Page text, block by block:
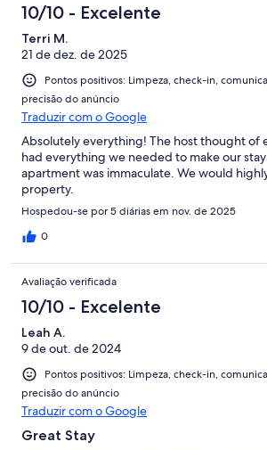
10/10 - Excelente
Terri M.
21 de dez. de 2025
Pontos positivos: Limpeza, check-in,
precisão do anúncio
Traduzir com o Google
Absolutely everything! The host thought of
had everything we needed to make our
apartment was immaculate. We would
property.
Hospedou-se por 5 diárias em nov. de 2025
0
Avaliação verificada
10/10 - Excelente
Leah A.
9 de out. de 2024
Pontos positivos: Limpeza, check-in,
precisão do anúncio
Traduzir com o Google
Great Stay